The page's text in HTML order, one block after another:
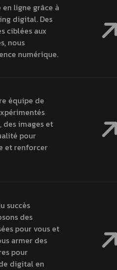
ligne grâce à
digital. Des
ciblées aux
nous
numérique.
équipe de
images et
pour
et renforcer
succès
des
pour vous et
armer des
pour
digital en